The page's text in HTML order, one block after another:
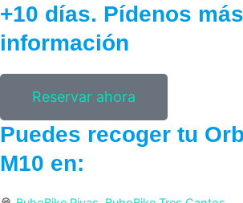
+10 días. Pídenos más
información
Reservar ahora
Puedes recoger tu
M10 en: